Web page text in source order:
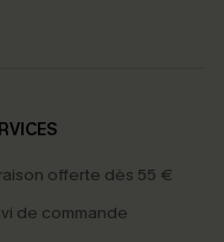
offerte dès 55 €
de commande